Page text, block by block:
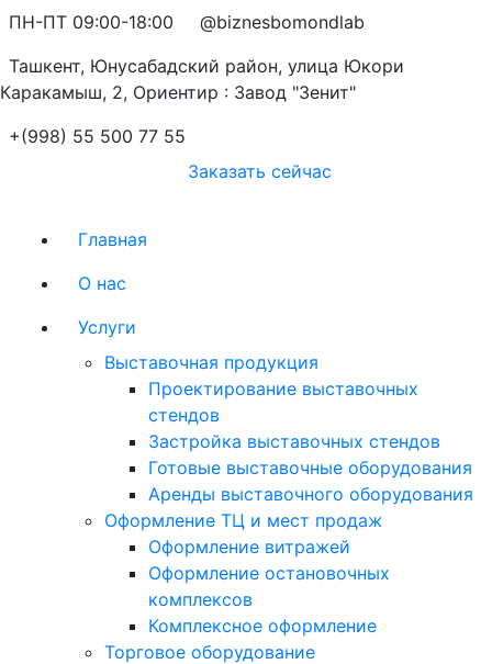
ПН-ПТ 09:00-18:00
@biznesbomondlab
Ташкент, Юнусабадский район, улица Юкори
Каракамыш, 2, Ориентир : Завод "Зенит"
+(998) 55 500 77 55
Заказать сейчас
Главная
О нас
Услуги
Выставочная продукция
Проектирование выставочных
стендов
Застройка выставочных стендов
Готовые выставочные оборудования
Аренды выставочного оборудования
Оформление ТЦ и мест продаж
Оформление витражей
Оформление остановочных
комплексов
Комплексное оформление
Торговое оборудование